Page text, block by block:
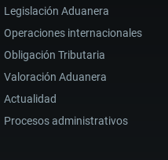
Legislación Aduanera
Operaciones internacionales
Obligación Tributaria
Valoración Aduanera
Actualidad
Procesos administrativos